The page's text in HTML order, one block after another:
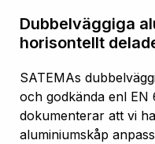
Dubbelväggiga
horisontellt
SATEMAs
och godkända enl EN
dokumenterar att vi
aluminiumskåp